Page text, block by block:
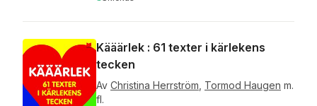
Kääärlek : 61 texter i kärlekens
tecken
Av Christina Herrström Tormod Haugen m.
fl.